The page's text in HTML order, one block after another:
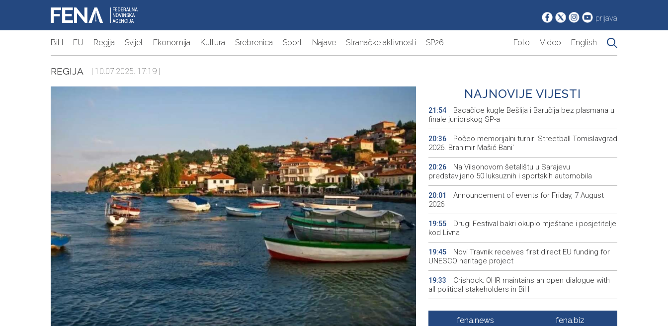
prijava
BiH EU Regija Svijet Ekonomija Kultura Srebrenica Sport Najave Stranačke aktivnosti SP26 Foto Video English
REGIJA | 10.07.2025. 17:19 |
NAJNOVIJE VIJESTI
21:54
Bacačice kugle Bešlija i Baručija bez plasmana u
finale juniorskog SP-a
20:36
Počeo memorijalni turnir 'Streetball Tomislavgrad
2026. Branimir Mašić Bani'
20:26
Na Vilsonovom šetalištu u Sarajevu
predstavljeno 50 luksuznih i sportskih automobila
20:01
Announcement of events for Friday, 7 August
2026
19:55
Drugi Festival bakri okupio mještane i posjetitelje
kod Livna
19:45
Novi Travnik receives first direct EU funding for
UNESCO heritage project
19:33
Crishock: OHR maintains an open dialogue with
all political stakeholders in BiH
Velika nagrada Britanije ostaje u MotoGP
kalendaru do 2028. godine
fena.news fena.biz